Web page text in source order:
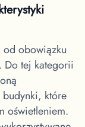
obowiązku
Do tej kategorii
budynki, które
oświetleniem.